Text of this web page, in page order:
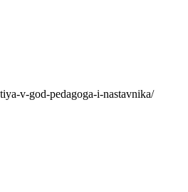
v-god-pedagoga-i-nastavnika/